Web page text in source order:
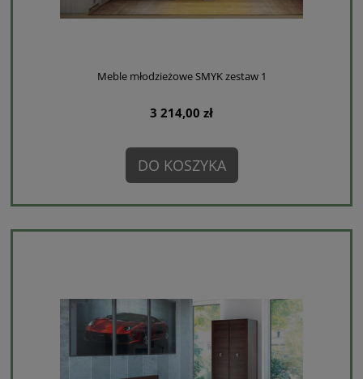
Meble młodzieżowe SMYK zestaw 1
3 214,00 zł
DO KOSZYKA